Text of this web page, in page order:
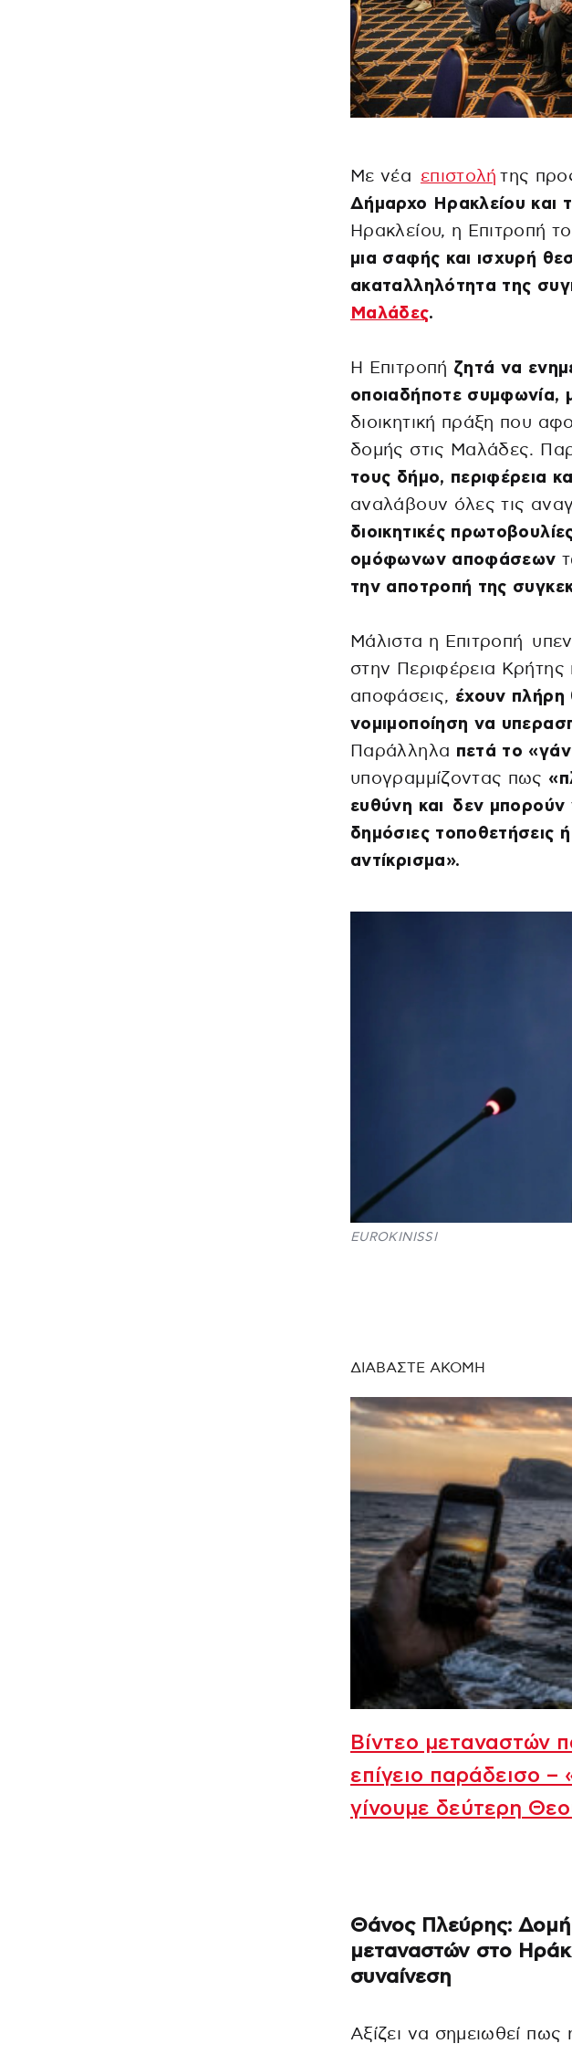
Με νέα επιστολή της
Δήμαρχο Ηρακλείου και
Ηρακλείου, η Επιτροπή
μια σαφής και ισχυρή
ακαταλληλότητα της
Μαλάδες.
Η Επιτροπή ζητά να
οποιαδήποτε συμφωνία,
διοικητική πράξη που
δομής στις Μαλάδες.
τους δήμο, περιφέρεια
αναλάβουν όλες τις
διοικητικές
ομόφωνων αποφάσεων
την αποτροπή της
Μάλιστα η Επιτροπή
στην Περιφέρεια
αποφάσεις, έχουν πλήρη
νομιμοποίηση να
Παράλληλα πετά το
υπογραμμίζοντας πως
ευθύνη και δεν
δημόσιες τοποθετήσεις
αντίκρισμα».
EUROKINISSI
ΔΙΑΒΑΣΤΕ ΑΚΟΜΗ
Βίντεο μεταναστών
επίγειο παράδεισο
γίνουμε δεύτερη
Θάνος Πλεύρης: Δομή
μεταναστών στο
συναίνεση
Αξίζει να σημειωθεί πως